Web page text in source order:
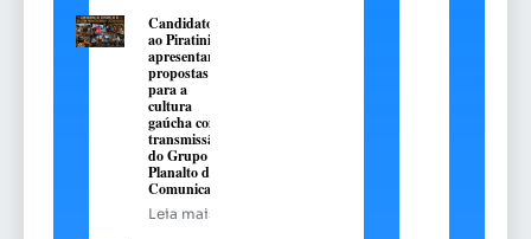
Candidatos
ao Piratini
apresentarão
propostas
para a
cultura
gaúcha com
transmissão
do Grupo
Planalto de
Comunicação
Leia mais